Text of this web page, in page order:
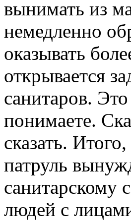
вынимать из
немедленно
оказывать
открывается
санитаров.
понимаете.
сказать.
патруль
санитарскому
людей с